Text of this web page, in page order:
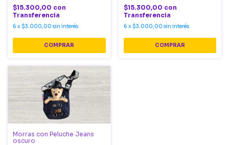
$15.300,00 con
Transferencia
6 x $3.000,00 sin interés
$15.300,00 con
Transferencia
6 x $3.000,00 sin interés
Morras con Peluche Jeans
oscuro